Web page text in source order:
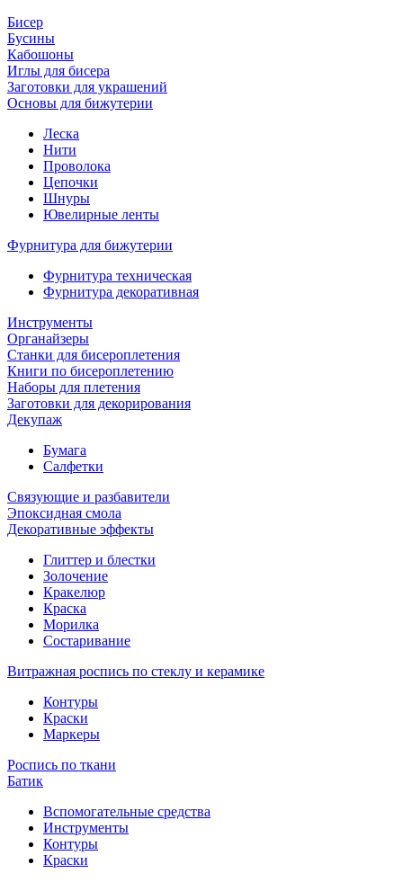
Бисер
Бусины
Кабошоны
Иглы для бисера
Заготовки для украшений
Основы для бижутерии
Леска
Нити
Проволока
Цепочки
Шнуры
Ювелирные ленты
Фурнитура для бижутерии
Фурнитура техническая
Фурнитура декоративная
Инструменты
Органайзеры
Станки для бисероплетения
Книги по бисероплетению
Наборы для плетения
Заготовки для декорирования
Декупаж
Бумага
Салфетки
Связующие и разбавители
Эпоксидная смола
Декоративные эффекты
Глиттер и блестки
Золочение
Кракелюр
Краска
Морилка
Состаривание
Витражная роспись по стеклу и керамике
Контуры
Краски
Маркеры
Роспись по ткани
Батик
Вспомогательные средства
Инструменты
Контуры
Краски